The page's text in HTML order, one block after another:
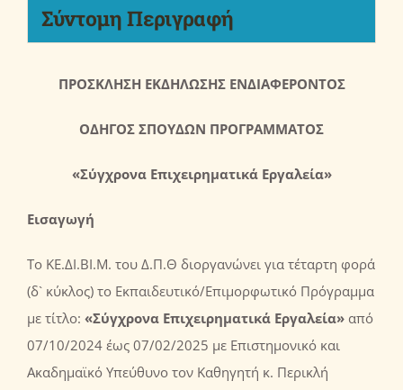
Σύντομη Περιγραφή
ΠΡΟΣΚΛΗΣΗ ΕΚΔΗΛΩΣΗΣ ΕΝΔΙΑΦΕΡΟΝΤΟΣ
ΟΔΗΓΟΣ ΣΠΟΥΔΩΝ ΠΡΟΓΡΑΜΜΑΤΟΣ
«Σύγχρονα Επιχειρηματικά Εργαλεία»
Εισαγωγή
Το ΚΕ.ΔΙ.ΒΙ.Μ. του Δ.Π.Θ διοργανώνει για τέταρτη φορά
(δ` κύκλος) το Εκπαιδευτικό/Επιμορφωτικό Πρόγραμμα
με τίτλο: «Σύγχρονα Επιχειρηματικά Εργαλεία» από
07/10/2024 έως 07/02/2025 με Επιστημονικό και
Ακαδημαϊκό Υπεύθυνο τον Καθηγητή κ. Περικλή